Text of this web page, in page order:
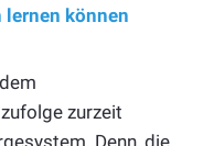
lernen können
zurzeit